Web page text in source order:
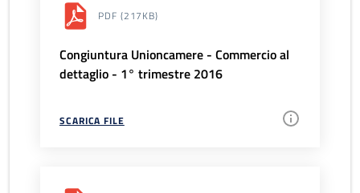
PDF (217KB)
Congiuntura Unioncamere - Commercio al
dettaglio - 1° trimestre 2016
SCARICA FILE